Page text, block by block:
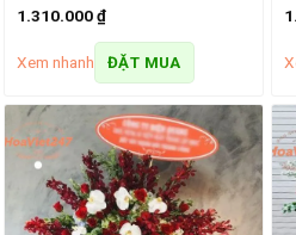
1.310.000₫
Xem nhanh ĐẶT MUA